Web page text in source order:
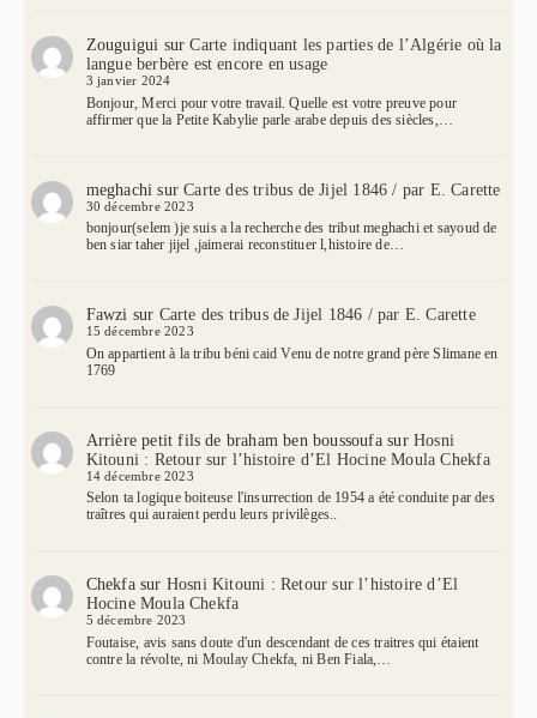
Zouguigui surCarte indiquant les parties de l’Algérie où la
langue berbère est encore en usage
3 janvier 2024
Bonjour, Merci pour votre travail. Quelle est votre preuve pour
affirmer que la Petite Kabylie parle arabe depuis des siècles,…
meghachi surCarte des tribus de Jijel 1846 / par E. Carette
30 décembre 2023
bonjour(selem )je suis a la recherche des tribut meghachi et sayoud de
ben siar taher jijel ,jaimerai reconstituer l,histoire de…
Fawzi sur Carte des tribus de Jijel 1846 / par E. Carette
15 décembre 2023
On appartient à la tribu béni caid Venu de notre grand père Slimane en
1769
Arrière petit fils de braham ben boussoufasur Hosni
Kitouni : Retour sur l’histoire d’El Hocine Moula Chekfa
14 décembre 2023
Selon ta logique boiteuse l'insurrection de 1954 a été conduite par des
traîtres qui auraient perdu leurs privilèges..
Chekfasur Hosni Kitouni : Retour sur l’histoire d’El
Hocine Moula Chekfa
5 décembre 2023
Foutaise, avis sans doute d'un descendant de ces traitres qui étaient
contre la révolte, ni Moulay Chekfa, ni Ben Fiala,…